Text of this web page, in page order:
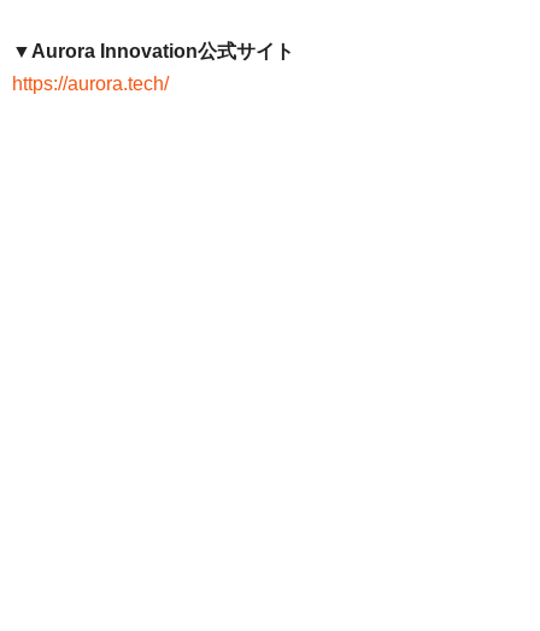
▼Aurora Innovation公式サイト
https://aurora.tech/